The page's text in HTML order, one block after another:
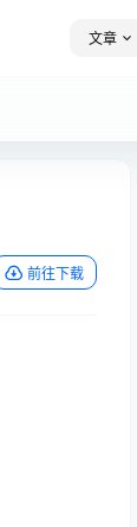
文章
前往下载